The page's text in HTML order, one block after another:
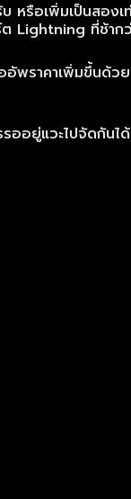
หรือเพิ่มเป็นสอง
ที่ช้ากว่
พราคาเพิ่มขึ้นด้ว
ออยู่แวะไปจัดกันไ